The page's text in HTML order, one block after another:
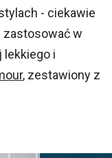
- ciekawie
zastosować w
lekkiego i
, zestawiony z